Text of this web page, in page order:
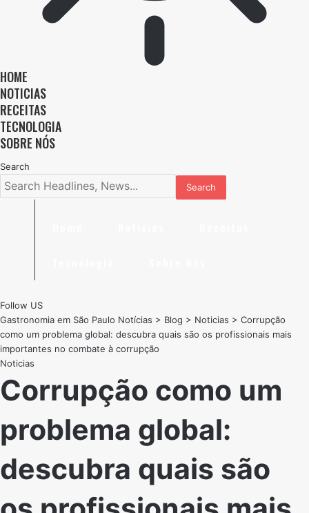
HOME
NOTICIAS
RECEITAS
TECNOLOGIA
SOBRE NÓS
Search
Follow US
Gastronomia em São Paulo Notícias > Blog > Noticias > Corrupção
como um problema global: descubra quais são os profissionais mais
importantes no combate à corrupção
Noticias
Corrupção como um
problema global:
descubra quais são